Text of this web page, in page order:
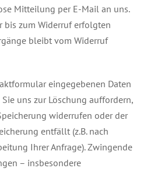
Mitteilung per E-Mail an uns.
bis zum Widerruf erfolgten
bleibt vom Widerruf
eingegebenen Daten
uns zur Löschung auffordern,
widerrufen oder der
entfällt (z.B. nach
Ihrer Anfrage). Zwingende
– insbesondere